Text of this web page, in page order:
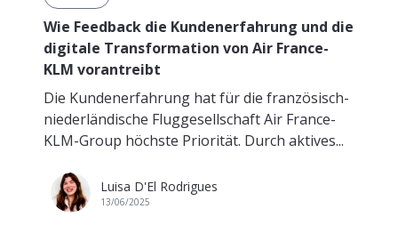
Wie Feedback die Kundenerfahrung und die
digitale Transformation von Air France-
KLM vorantreibt
Die Kundenerfahrung hat für die französisch-
niederländische Fluggesellschaft Air France-
KLM-Group höchste Priorität. Durch aktives...
Luisa D'El Rodrigues
13/06/2025